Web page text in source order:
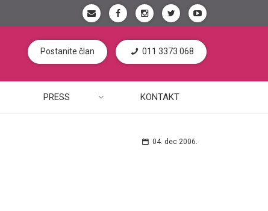
Postanite član 011 3373 068
PRESS KONTAKT
04. dec 2006.